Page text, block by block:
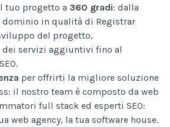
tuo progetto a 360 gradi: dalla
dominio in qualità di Registrar
del progetto,
dei servizi aggiuntivi fino al
per offrirti la migliore soluzione
il nostro team è composto da web
full stack ed esperti SEO:
web agency, la tua software house.